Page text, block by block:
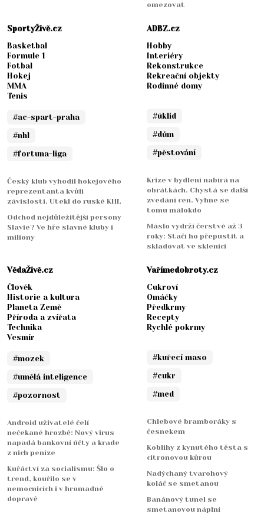
omezovat
SportyŽivě.cz
Basketbal
Formule 1
Fotbal
Hokej
MMA
Tenis
#ac-spart-praha
#nhl
#fortuna-liga
Český klub vyhodil hokejového
reprezentanta kvůli
závislosti. Utekl do ruské KHL
Odchod nejdůležitější persony
Slavie? Ve hře slavné kluby i
miliony
ADBZ.cz
Hobby
Interiéry
Rekonstrukce
Rekreační objekty
Rodinné domy
#úklid
#dům
#pěstování
Krize v bydlení nabírá na
obrátkách. Chystá se další
zvedání cen. Vyhne se
tomu málokdo
Máslo vydrží čerstvé až 3
roky: Stačí ho přepustit a
skladovat ve sklenici
VědaŽivě.cz
Člověk
Historie a kultura
Planeta Země
Příroda a zvířata
Technika
Vesmír
#mozek
#umělá inteligence
#pozornost
Android uživatelé čelí
nečekané hrozbě: Nový virus
napadá bankovní účty a krade
z nich peníze
Kuřáctví za socialismu: Šlo o
trend, kouřilo se v
nemocnicích i v hromadné
dopravě
Vařímedobroty.cz
Cukroví
Omáčky
Předkrmy
Recepty
Rychlé pokrmy
#kuřecí maso
#cukr
#med
Chlebové bramboráky s
česnekem
Koblihy z kynutého těsta s
citronovou kůrou
Nadýchaný tvarohový
koláč se smetanou
Banánový tunel se
smetanovou náplní